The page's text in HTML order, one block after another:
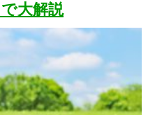
大解説